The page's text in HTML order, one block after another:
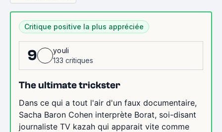
Critique positive la plus appréciée
9
youli
133 critiques
The ultimate trickster
Dans ce qui a tout l'air d'un faux documentaire,
Sacha Baron Cohen interprète Borat, soi-disant
journaliste TV kazah qui apparait vite comme